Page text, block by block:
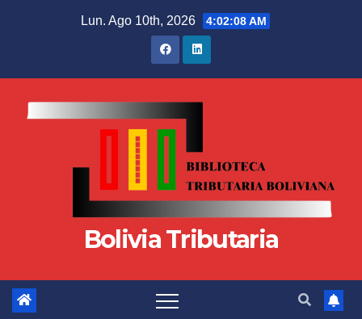
Lun. Ago 10th, 2026 4:02:09 AM
Bolivia Tributaria